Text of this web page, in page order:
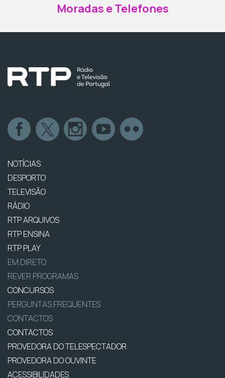
Moradas e Telefones
NOTÍCIAS
DESPORTO
TELEVISÃO
RÁDIO
RTP ARQUIVOS
RTP ENSINA
RTP PLAY
EM DIRETO
REVER PROGRAMAS
CONCURSOS
PERGUNTAS FREQUENTES
CONTACTOS
CONTACTOS
PROVEDORA DO TELESPECTADOR
PROVEDORA DO OUVINTE
ACESSIBILIDADES